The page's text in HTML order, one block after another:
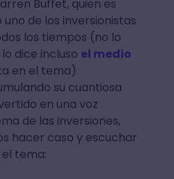
Buffet, quien es
de los inversionistas
los tiempos (no lo
dice incluso el medio
en el tema).
su cuantiosa
en una voz
de las inversiones,
hacer caso y escuchar
tema: